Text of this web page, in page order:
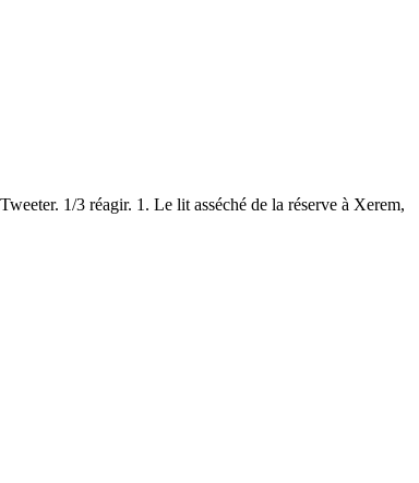
1/3 réagir. 1. Le lit asséché de la réserve à Xerem,